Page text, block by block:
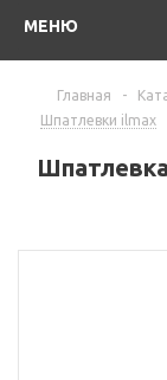
МЕНЮ
Главная -
Шпатлевки ilmax